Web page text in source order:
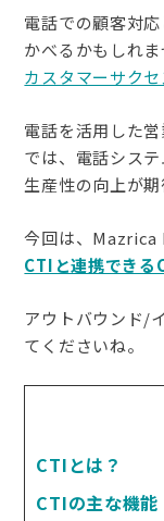
電話での顧客対
かべるかもしれま
カスタマーサクセ
電話を活用した
では、電話シス
生産性の向上が期
今回は、Mazrica
CTIと連携できる
アウトバウンド/
てくださいね。
CTIとは？
CTIの主な機能